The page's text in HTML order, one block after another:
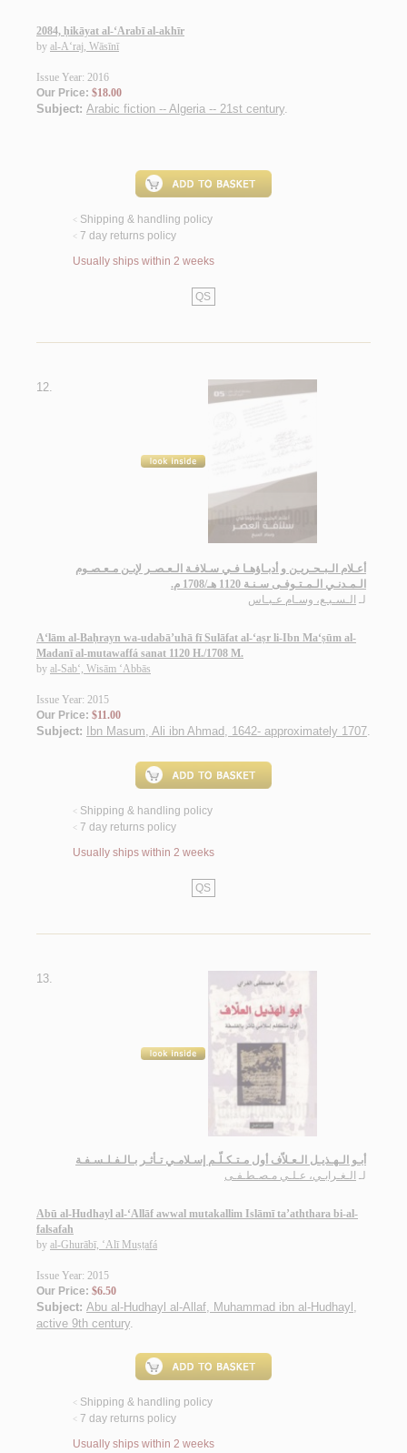
2084, ḥikāyat al-‘Arabī al-akhīr
by al-A‘raj, Wāsīnī
Issue Year: 2016
Our Price: $18.00
Subject: Arabic fiction -- Algeria -- 21st century.
< Shipping & handling policy
< 7 day returns policy
Usually ships within 2 weeks
QS
12.
أعـلام الـبـحـريـن و أدبـاؤهـا فـي سـلافـة الـعـصـر لإبـن مـعـصـوم
الـمـدنـي الـمـتـوفـى سـنـة 1120 هـ/1708 م.
لـ الـسـبـع، وسـام عـبـاس
A‘lām al-Baḥrayn wa-udabā’uhā fī Sulāfat al-‘aṣr li-Ibn Ma‘ṣūm al-
Madanī al-mutawaffá sanat 1120 H./1708 M.
by al-Sab‘, Wisām ‘Abbās
Issue Year: 2015
Our Price: $11.00
Subject: Ibn Masum, Ali ibn Ahmad, 1642- approximately 1707.
< Shipping & handling policy
< 7 day returns policy
Usually ships within 2 weeks
QS
13.
أبـو الـهـذيـل الـعـلاّف أول مـتـكـلّـم إسـلامـي تـأثـر بـالـفـلـسـفـة
لـ الـغـرابـي، عـلـي مـصـطـفـى
Abū al-Hudhayl al-‘Allāf awwal mutakallim Islāmī ta’aththara bi-al-
falsafah
by al-Ghurābī, ‘Alī Muṣṭafá
Issue Year: 2015
Our Price: $6.50
Subject: Abu al-Hudhayl al-Allaf, Muhammad ibn al-Hudhayl,
active 9th century.
< Shipping & handling policy
< 7 day returns policy
Usually ships within 2 weeks